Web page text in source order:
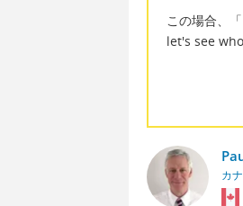
この場合、
let's see
カ